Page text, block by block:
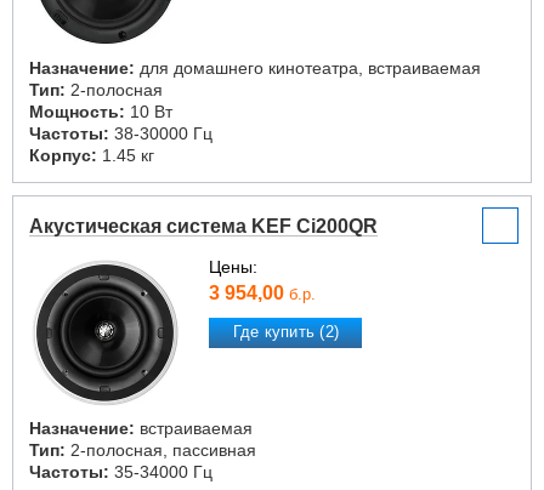
Назначение: для домашнего кинотеатра, встраиваемая
Тип: 2-полосная
Мощность: 10 Вт
Частоты: 38-30000 Гц
Корпус: 1.45 кг
Акустическая система KEF Ci200QR
Цены:
3 954,00 б.р.
Где купить (2)
Назначение: встраиваемая
Тип: 2-полосная, пассивная
Частоты: 35-34000 Гц